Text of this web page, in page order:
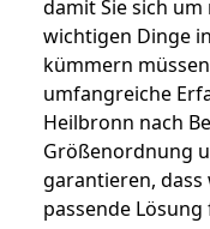
damit Sie sich
wichtigen Dinge
kümmern
umfangreiche
Heilbronn nach
Größenordnung
garantieren,
passende